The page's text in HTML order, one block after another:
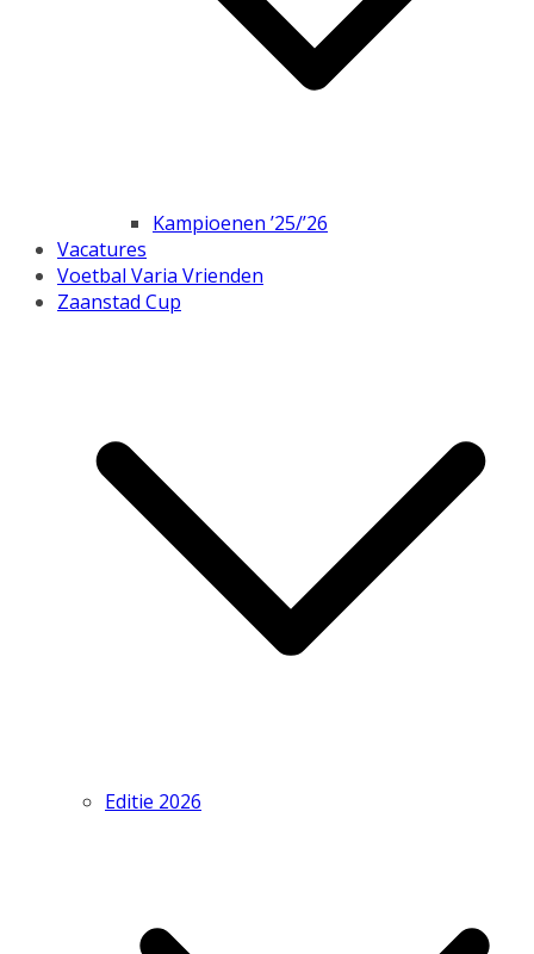
Kampioenen ’25/’26
Vacatures
Voetbal Varia Vrienden
Zaanstad Cup
Editie 2026